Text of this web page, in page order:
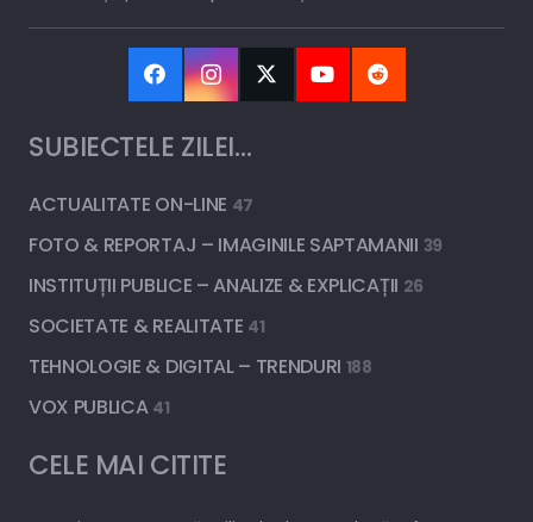
SUBIECTELE ZILEI…
ACTUALITATE ON-LINE 47
FOTO & REPORTAJ – IMAGINILE SAPTAMANII 39
INSTITUȚII PUBLICE – ANALIZE & EXPLICAȚII 26
SOCIETATE & REALITATE 41
TEHNOLOGIE & DIGITAL – TRENDURI 188
VOX PUBLICA 41
CELE MAI CITITE